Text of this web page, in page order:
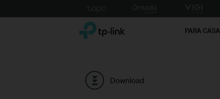
to
TP-Link, Reliably Smart PARA CASA
Download